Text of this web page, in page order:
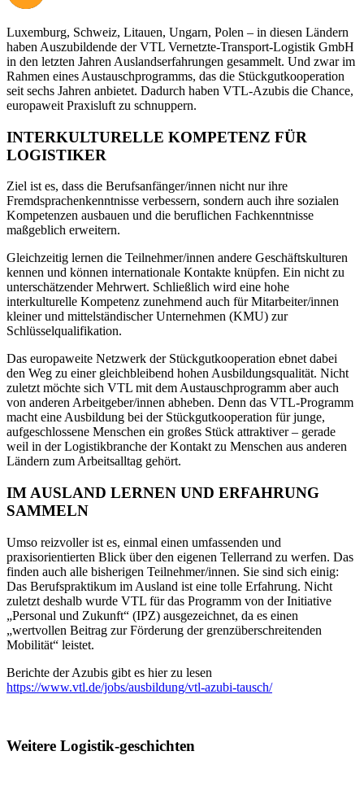
Luxemburg, Schweiz, Litauen, Ungarn, Polen – in diesen Ländern
haben Auszubildende der VTL Vernetzte-Transport-Logistik GmbH
in den letzten Jahren Auslandserfahrungen gesammelt. Und zwar im
Rahmen eines Austauschprogramms, das die Stückgutkooperation
seit sechs Jahren anbietet. Dadurch haben VTL-Azubis die Chance,
europaweit Praxisluft zu schnuppern.
INTERKULTURELLE KOMPETENZ FÜR
LOGISTIKER
Ziel ist es, dass die Berufsanfänger/innen nicht nur ihre
Fremdsprachenkenntnisse verbessern, sondern auch ihre sozialen
Kompetenzen ausbauen und die beruflichen Fachkenntnisse
maßgeblich erweitern.
Gleichzeitig lernen die Teilnehmer/innen andere Geschäftskulturen
kennen und können internationale Kontakte knüpfen. Ein nicht zu
unterschätzender Mehrwert. Schließlich wird eine hohe
interkulturelle Kompetenz zunehmend auch für Mitarbeiter/innen
kleiner und mittelständischer Unternehmen (KMU) zur
Schlüsselqualifikation.
Das europaweite Netzwerk der Stückgutkooperation ebnet dabei
den Weg zu einer gleichbleibend hohen Ausbildungsqualität. Nicht
zuletzt möchte sich VTL mit dem Austauschprogramm aber auch
von anderen Arbeitgeber/innen abheben. Denn das VTL-Programm
macht eine Ausbildung bei der Stückgutkooperation für junge,
aufgeschlossene Menschen ein großes Stück attraktiver – gerade
weil in der Logistikbranche der Kontakt zu Menschen aus anderen
Ländern zum Arbeitsalltag gehört.
IM AUSLAND LERNEN UND ERFAHRUNG
SAMMELN
Umso reizvoller ist es, einmal einen umfassenden und
praxisorientierten Blick über den eigenen Tellerrand zu werfen. Das
finden auch alle bisherigen Teilnehmer/innen. Sie sind sich einig:
Das Berufspraktikum im Ausland ist eine tolle Erfahrung. Nicht
zuletzt deshalb wurde VTL für das Programm von der Initiative
„Personal und Zukunft“ (IPZ) ausgezeichnet, da es einen
„wertvollen Beitrag zur Förderung der grenzüberschreitenden
Mobilität“ leistet.
Berichte der Azubis gibt es hier zu lesen
https://www.vtl.de/jobs/ausbildung/vtl-azubi-tausch/
Weitere Logistik-geschichten